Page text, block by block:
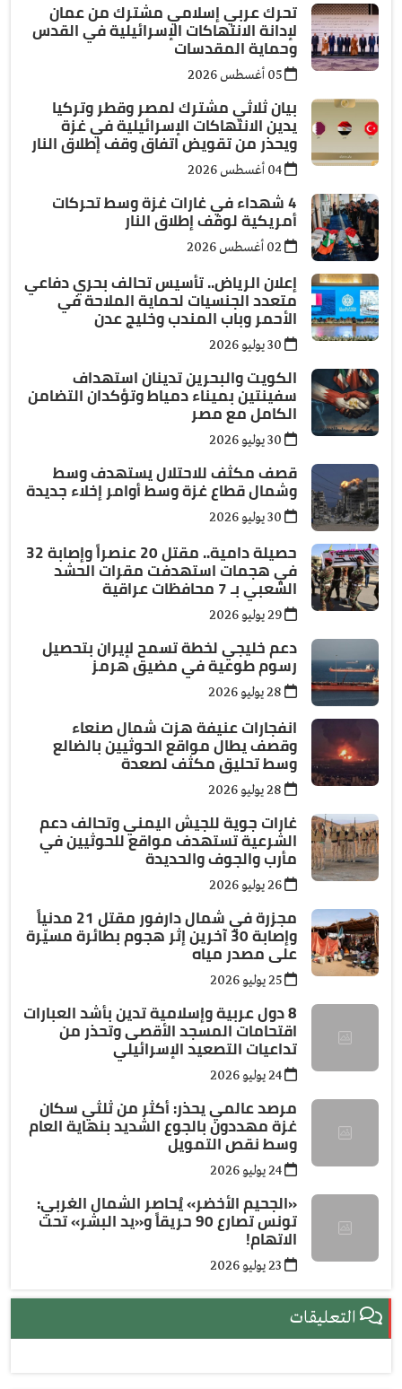
تحرك عربي إسلامي مشترك من عمان
لإدانة الانتهاكات الإسرائيلية في القدس
وحماية المقدسات
بيان ثلاثي مشترك لمصر وقطر وتركيا
يدين الانتهاكات الإسرائيلية في غزة
ويحذر من تقويض اتفاق وقف إطلاق النار
4 شهداء في غارات غزة وسط تحركات
أمريكية لوقف إطلاق النار
إعلان الرياض.. تأسيس تحالف بحري دفاعي
متعدد الجنسيات لحماية الملاحة في
الأحمر وباب المندب وخليج عدن
الكويت والبحرين تدينان استهداف
سفينتين بميناء دمياط وتؤكدان التضامن
الكامل مع مصر
قصف مكثف للاحتلال يستهدف وسط
وشمال قطاع غزة وسط أوامر إخلاء جديدة
حصيلة دامية.. مقتل 20 عنصراً وإصابة 32
في هجمات استهدفت مقرات الحشد
الشعبي بـ 7 محافظات عراقية
دعم خليجي لخطة تسمح لإيران بتحصيل
رسوم طوعية في مضيق هرمز
انفجارات عنيفة هزت شمال صنعاء
وقصف يطال مواقع الحوثيين بالضالع
وسط تحليق مكثف لصعدة
غارات جوية للجيش اليمني وتحالف دعم
الشرعية تستهدف مواقع للحوثيين في
مأرب والجوف والحديدة
مجزرة في شمال دارفور مقتل 21 مدنياً
وإصابة 30 آخرين إثر هجوم بطائرة مسيّرة
على مصدر مياه
8 دول عربية وإسلامية تدين بأشد العبارات
اقتحامات المسجد الأقصى وتحذر من
تداعيات التصعيد الإسرائيلي
مرصد عالمي يحذر: أكثر من ثلثي سكان
غزة مهددون بالجوع الشديد بنهاية العام
وسط نقص التمويل
«الجحيم الأخضر» يُحاصر الشمال الغربي:
تونس تصارع 90 حريقاً و«يد البشر» تحت
الاتهام!
التعليقات